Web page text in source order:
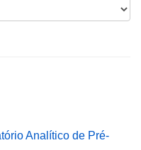
Analítico de Pré-